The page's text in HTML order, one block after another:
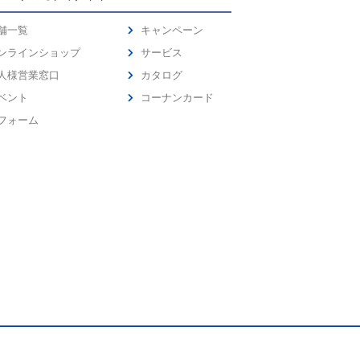
一覧
ラインショップ
様営業窓口
ント
ォーム
キャンペーン
サービス
カタログ
コーナンカード